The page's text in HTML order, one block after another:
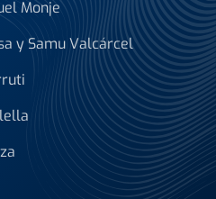
Monje
y Samu Valcárcel